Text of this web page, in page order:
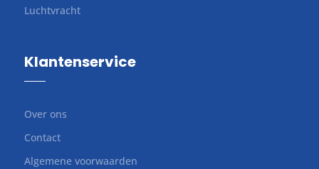
Luchtvracht
Klantenservice
Over ons
Contact
Algemene voorwaarden